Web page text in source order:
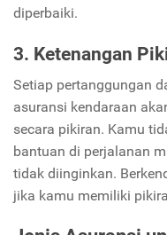
diperbaiki.
3. Ketenangan
Setiap pertanggungan
asuransi kendaraan
secara pikiran. Kamu
bantuan di perjalanan
tidak diinginkan.
jika kamu memiliki